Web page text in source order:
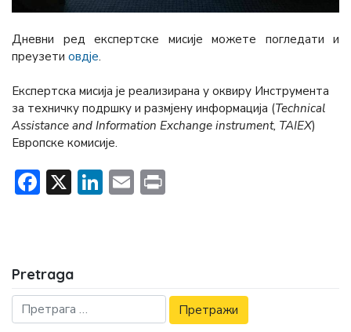
Дневни ред експертске мисије можете погледати и
преузети овдје.
Експертска мисија је реализирана у оквиру Инструмента
за техничку подршку и размјену информација (Technical
Assistance and Information Exchange instrument, ТАIЕX)
Европске комисије.
Facebook
X LinkedIn
Email
Pretraga